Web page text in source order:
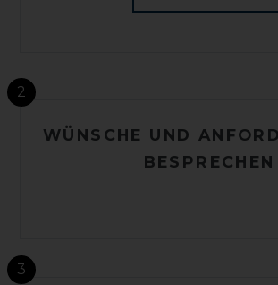
2
WÜNSCHE UND
BESPRECHEN
3